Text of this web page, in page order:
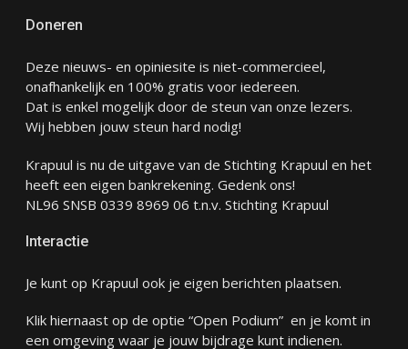
Doneren
Deze nieuws- en opiniesite is niet-commercieel,
onafhankelijk en 100% gratis voor iedereen.
Dat is enkel mogelijk door de steun van onze lezers.
Wij hebben jouw steun hard nodig!
Krapuul is nu de uitgave van de Stichting Krapuul en het
heeft een eigen bankrekening. Gedenk ons!
NL96 SNSB 0339 8969 06 t.n.v. Stichting Krapuul
Interactie
Je kunt op Krapuul ook je eigen berichten plaatsen.
Klik hiernaast op de optie “Open Podium” en je komt in
een omgeving waar je jouw bijdrage kunt indienen.